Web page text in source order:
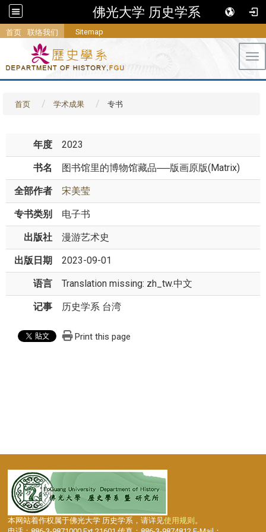
佛光大学 历史学系
首页 联络我们 Sitemap
首页 学术成果 专书
年度 2023
书名 图书馆里的博物馆藏品──版画原版(Matrix)
全部作者 宋美莹
专书类别 电子书
出版社 漫游艺术史
出版日期 2023-09-01
语言 Translation missing: zh_tw.中文
记事 历史学系 台湾
Print this page
本网站着作权属于佛光大学 历史学系，请详见使用规则 。